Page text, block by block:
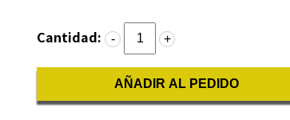
Cantidad: - +
AÑADIR AL PEDIDO